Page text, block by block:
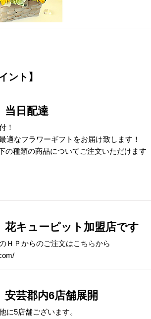
ント】
当日配達
！
適なフラワーギフトをお届け致します！
の種類の商品についてご注文いただけます
花キューピット加盟店です
ＨＰからのご注文はこちらから
安芸郡内6店舗展開
に5店舗ございます。